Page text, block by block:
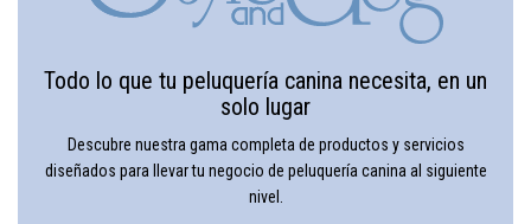
Todo lo que tu peluquería canina necesita, en un
solo lugar
Descubre nuestra gama completa de productos y servicios
diseñados para llevar tu negocio de peluquería canina al siguiente
nivel.